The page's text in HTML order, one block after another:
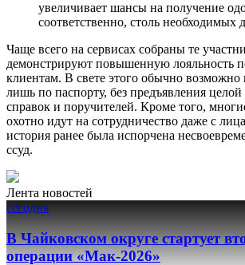
увеличивает шансы на получение
соответственно, столь необходимых
Чаще всего на сервисах собраны те
демонстрируют повышенную лояльность
клиентам. В свете этого обычно возможно
лишь по паспорту, без предъявления
справок и поручителей. Кроме того,
охотно идут на сотрудничество даже с
история ранее была испорчена
ссуд.
Лента новостей
сегодня
В Чайковском округе стартует
операции «Мак-2026»